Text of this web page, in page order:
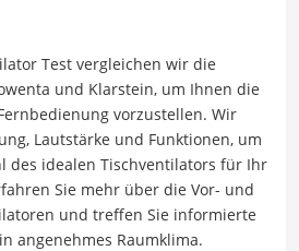
Test vergleichen wir die
und Klarstein, um Ihnen die
vorzustellen. Wir
Lautstärke und Funktionen, um
des idealen Tischventilators für Ihr
Sie mehr über die Vor- und
und treffen Sie informierte
angenehmes Raumklima.